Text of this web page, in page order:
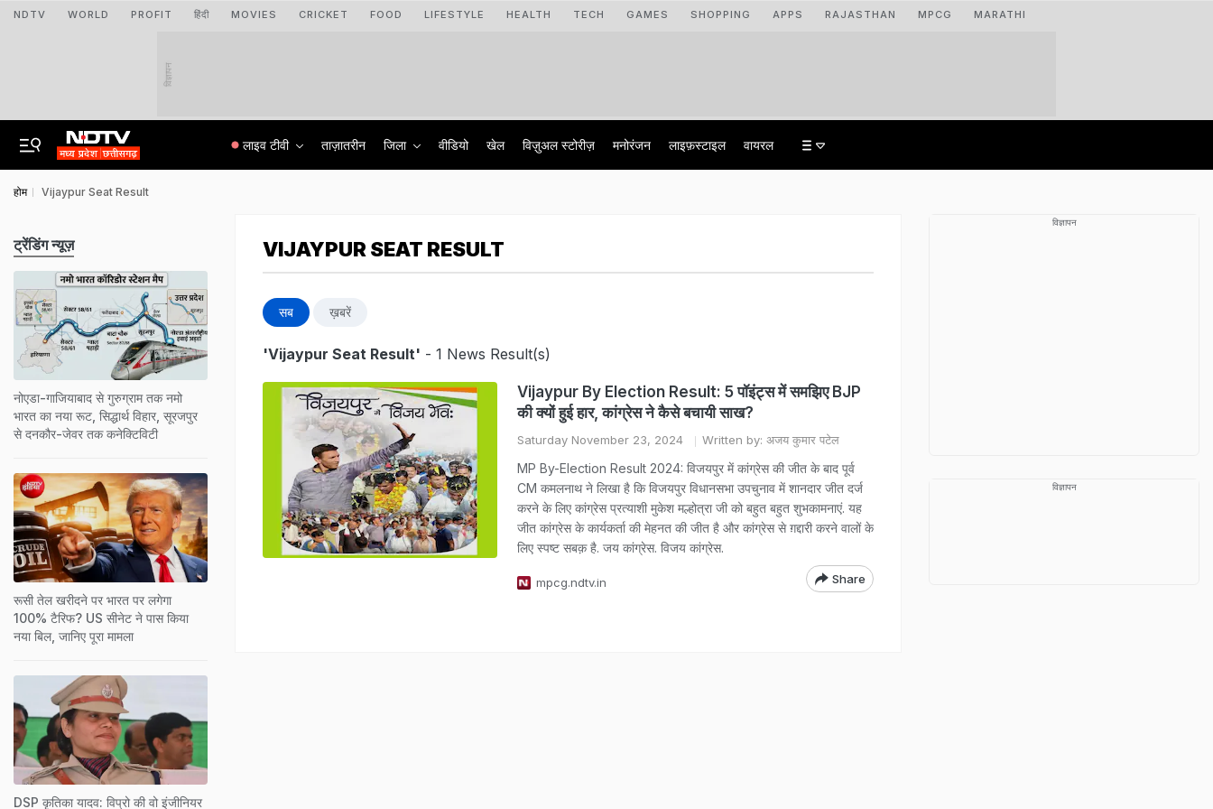
NDTV WORLD PROFIT हिंदी MOVIES CRICKET FOOD LIFESTYLE HEALTH TECH GAMES SHOPPING APPS RAJASTHAN MPCG MARATHI
विज्ञापन
लाइव टीवी ताज़ातरीन जिला वीडियो खेल विज़ुअल स्टोरीज़ मनोरंजन लाइफ़स्टाइल वायरल
होम Vijaypur Seat Result
VIJAYPUR SEAT RESULT
सब ख़बरें
'Vijaypur Seat Result' - 1 News Result(s)
Vijaypur By Election Result: 5 पॉइंट्स में समझिए BJP
की क्यों हुई हार, कांग्रेस ने कैसे बचायी साख?
Saturday November 23, 2024 Written by: अजय कुमार पटेल
MP By-Election Result 2024: विजयपुर में कांग्रेस की जीत के बाद पूर्व
CM कमलनाथ ने लिखा है कि विजयपुर विधानसभा उपचुनाव में शानदार जीत दर्ज
करने के लिए कांग्रेस प्रत्याशी मुकेश मल्होत्रा जी को बहुत बहुत शुभकामनाएं. यह
जीत कांग्रेस के कार्यकर्ता की मेहनत की जीत है और कांग्रेस से ग़द्दारी करने वालों के
लिए स्पष्ट सबक़ है. जय कांग्रेस. विजय कांग्रेस.
mpcg.ndtv.in Share
ट्रेंडिंग न्यूज़
नोएडा-गाजियाबाद से गुरुग्राम तक नमो
भारत का नया रूट, सिद्धार्थ विहार, सूरजपुर
से दनकौर-जेवर तक कनेक्टिविटी
रूसी तेल खरीदने पर भारत पर लगेगा
100% टैरिफ? US सीनेट ने पास किया
नया बिल, जानिए पूरा मामला
DSP कृतिका यादव: विप्रो की वो इंजीनियर
विज्ञापन
विज्ञापन